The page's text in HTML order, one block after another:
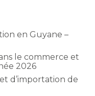
en Guyane –
le commerce et
2026
d’importation de